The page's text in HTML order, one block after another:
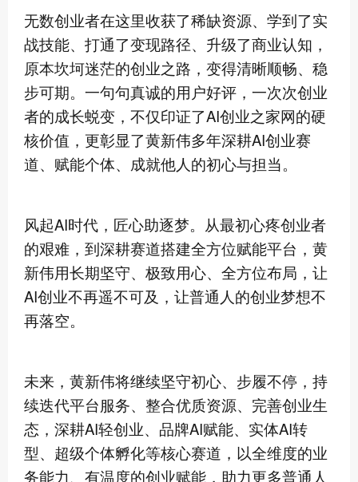
无数创业者在这里收获了稀缺资源、学到了实
战技能、打通了变现路径、升级了商业认知，
原本坎坷迷茫的创业之路，变得清晰顺畅、稳
步可期。一句句真诚的用户好评，一次次创业
者的成长蜕变，不仅印证了AI创业之家网的硬
核价值，更彰显了黄新伟多年深耕AI创业赛
道、赋能个体、成就他人的初心与担当。
风起AI时代，匠心助逐梦。从最初心疼创业者
的艰难，到深耕赛道搭建全方位赋能平台，黄
新伟用长期坚守、极致用心、全方位布局，让
AI创业不再遥不可及，让普通人的创业梦想不
再落空。
未来，黄新伟将继续坚守初心、步履不停，持
续迭代平台服务、整合优质资源、完善创业生
态，深耕AI轻创业、品牌AI赋能、实体AI转
型、超级个体孵化等核心赛道，以全维度的业
务能力、有温度的创业赋能，助力更多普通人